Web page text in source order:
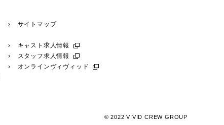
› サイトマップ
› キャスト求人情報
› スタッフ求人情報
› オンラインヴィヴィッド
© 2022 VIVID CREW GROUP